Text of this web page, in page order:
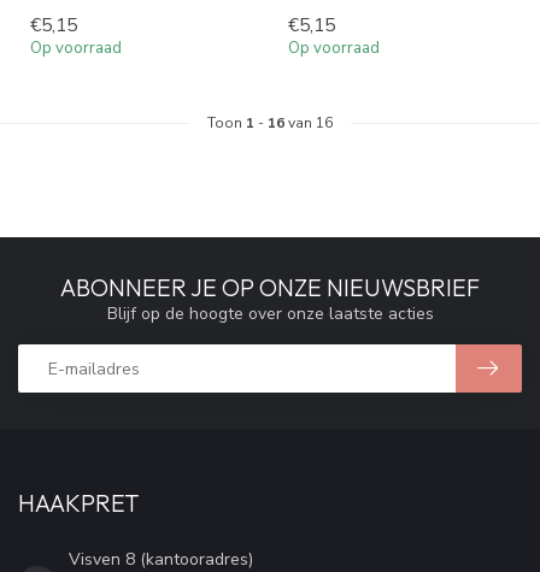
€5,15
Op voorraad
€5,15
Op voorraad
Toon 1 - 16van 16
ABONNEER JE OP ONZE NIEUWSBRIEF
Blijf op de hoogte over onze laatste acties
HAAKPRET
Visven 8 (kantooradres)